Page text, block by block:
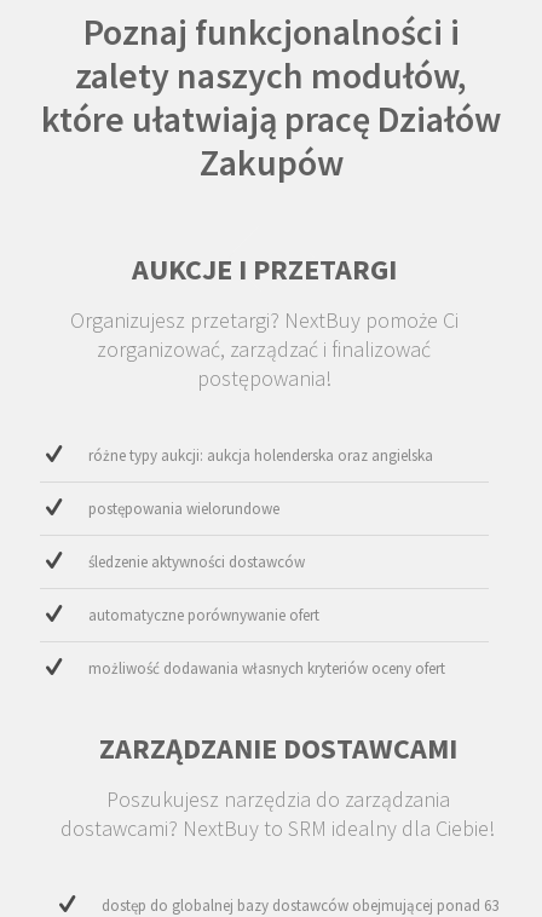
Poznaj funkcjonalności i
zalety naszych modułów,
które ułatwiają pracę Działów
Zakupów
AUKCJE I PRZETARGI
Organizujesz przetargi? NextBuy pomoże Ci
zorganizować, zarządzać i finalizować
postępowania!
różne typy aukcji: aukcja holenderska oraz angielska
postępowania wielorundowe
śledzenie aktywności dostawców
automatyczne porównywanie ofert
możliwość dodawania własnych kryteriów oceny ofert
ZARZĄDZANIE DOSTAWCAMI
Poszukujesz narzędzia do zarządzania
dostawcami? NextBuy to SRM idealny dla Ciebie!
dostęp do globalnej bazy dostawców obejmującej ponad 63